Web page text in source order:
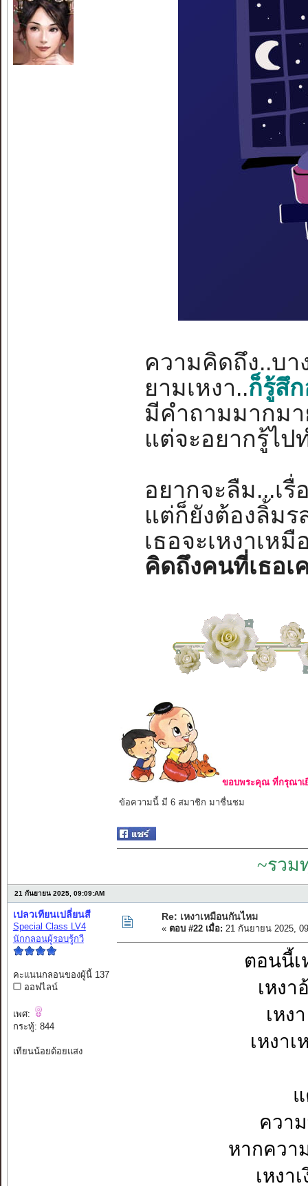
ความคิดถึง..บา
ยามเหงา..ก็รู้สึ
มีคำถามมากม
แต่จะอยากรู้ไป
อยากจะลืม...เรื่
แต่ก็ยังต้องลิ้มร
เธอจะเหงาเห
คิดถึงคนที่เธอเ
ขอบพระคุณ ที่กรุณาเ
ข้อความนี้ มี 6 สมาชิก มาชื่นชม
~รวม
21 กันยายน 2025, 09:09:AM
เปลวเทียนเปลี่ยนสี
Special Class LV4
นักกลอนผู้รอบรู้กวี
คะแนนกลอนของผู้นี้ 137
ออฟไลน์
เพศ:
กระทู้: 844
เทียนน้อยด้อยแสง
Re: เหงาเหมือนกันไหม
« ตอบ #22 เมื่อ: 21 กันยายน 2025,
ตอนนี้เ
เหงา
เหง
เหงา
ควา
หากควา
เหงา